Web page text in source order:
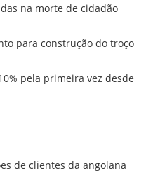
na morte de cidadão
para construção do troço
pela primeira vez desde
de clientes da angolana